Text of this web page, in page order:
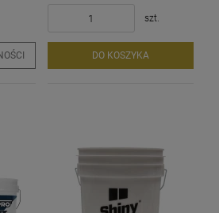
szt.
DO KOSZYKA